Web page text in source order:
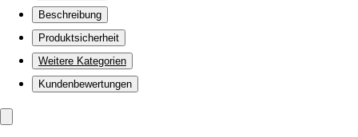
Beschreibung
Produktsicherheit
Weitere Kategorien
Kundenbewertungen